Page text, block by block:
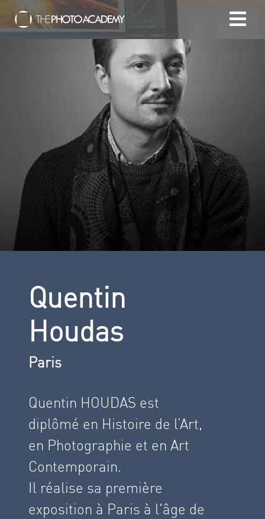
Accueil
Photographes
Offrir une Carte Cadeau
Panier
/ EUR
Se connecter
Quentin
Houdas
Paris
Quentin HOUDAS est
diplômé en Histoire de l’Art,
en Photographie et en Art
Contemporain.
Il réalise sa première
exposition à Paris à l'âge de